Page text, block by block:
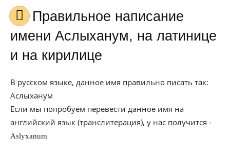
Правильное написание
имени Аслыханум, на латинице
и на кирилице
В русском языке, данное имя правильно писать так:
Аслыханум
Если мы попробуем перевести данное имя на
английский язык (транслитерация), у нас получится -
Aslyxanum